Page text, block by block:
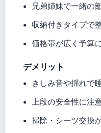
兄弟姉妹で一緒の
収納付きタイプで
価格帯が広く予算
デメリット
きしみ音や揺れで
上段の安全性に注
掃除・シーツ交換